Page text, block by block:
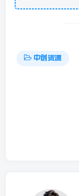
中创资源